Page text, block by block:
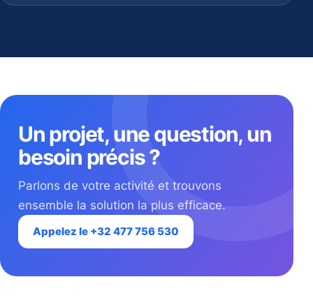
Un projet, une question, un
besoin précis ?
Parlons de votre activité et trouvons
ensemble la solution la plus efficace.
Appelez le +32 477 756 530